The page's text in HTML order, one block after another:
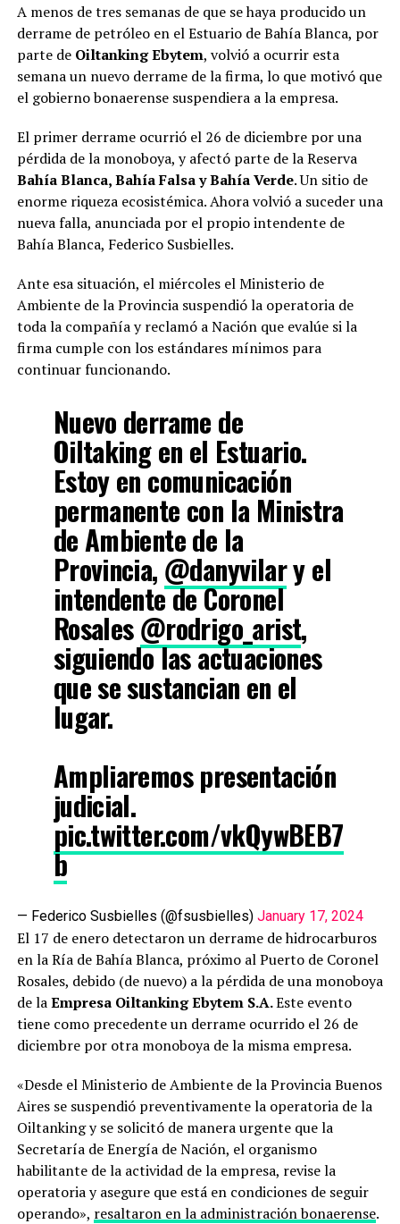
A menos de tres semanas de que se haya producido un
derrame de petróleo en el Estuario de Bahía Blanca, por
parte de Oiltanking Ebytem, volvió a ocurrir esta
semana un nuevo derrame de la firma, lo que motivó que
el gobierno bonaerense suspendiera a la empresa.
El primer derrame ocurrió el 26 de diciembre por una
pérdida de la monoboya, y afectó parte de la Reserva
Bahía Blanca, Bahía Falsa y Bahía Verde. Un sitio de
enorme riqueza ecosistémica. Ahora volvió a suceder una
nueva falla, anunciada por el propio intendente de
Bahía Blanca, Federico Susbielles.
Ante esa situación, el miércoles el Ministerio de
Ambiente de la Provincia suspendió la operatoria de
toda la compañía y reclamó a Nación que evalúe si la
firma cumple con los estándares mínimos para
continuar funcionando.
Nuevo derrame de
Oiltaking en el Estuario.
Estoy en comunicación
permanente con la Ministra
de Ambiente de la
Provincia, @danyvilary el
intendente de Coronel
Rosales@rodrigo_arist,
siguiendo las actuaciones
que se sustancian en el
lugar.
Ampliaremos presentación
judicial.
pic.twitter.com/vkQywBEB7
b
— Federico Susbielles (@fsusbielles) January 17, 2024
El 17 de enero detectaron un derrame de hidrocarburos
en la Ría de Bahía Blanca, próximo al Puerto de Coronel
Rosales, debido (de nuevo) a la pérdida de una monoboya
de laEmpresa Oiltanking Ebytem S.A.Este evento
tiene como precedente un derrame ocurrido el 26 de
diciembre por otra monoboya de la misma empresa.
«Desde el Ministerio de Ambiente de la Provincia Buenos
Aires se suspendió preventivamente la operatoria de la
Oiltanking y se solicitó de manera urgente que la
Secretaría de Energía de Nación, el organismo
habilitante de la actividad de la empresa, revise la
operatoria y asegure que está en condiciones de seguir
operando», resaltaron en la administración bonaerense.